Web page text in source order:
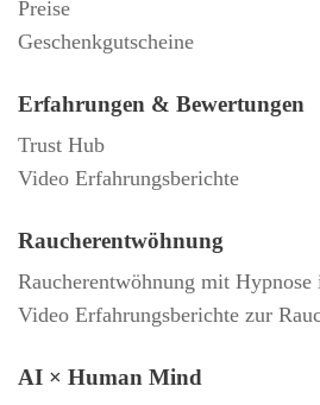
Preise
Geschenkgutscheine
Erfahrungen & Bewertungen
Trust Hub
Video Erfahrungsberichte
Raucherentwöhnung
Raucherentwöhnung mit
Video Erfahrungsberichte zur
AI × Human Mind